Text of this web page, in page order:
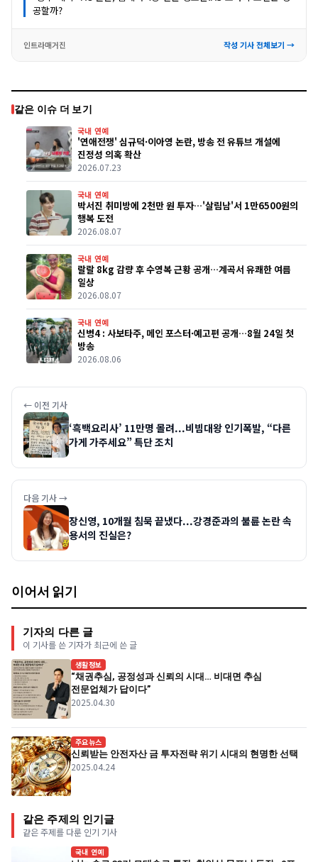
공할까?
인트라매거진 작성 기사 전체보기 →
같은 이슈 더 보기
국내 연예
'연애전쟁' 심규덕·이아영 논란, 방송 전 유튜브 개설에
진정성 의혹 확산
2026.07.23
국내 연예
박서진 취미방에 2천만 원 투자…'살림남'서 1만6500원의
행복 도전
2026.08.07
국내 연예
랄랄 8kg 감량 후 수영복 근황 공개…계곡서 유쾌한 여름
일상
2026.08.07
국내 연예
신병4 : 사보타주, 메인 포스터·예고편 공개…8월 24일 첫
방송
2026.08.06
← 이전 기사
‘흑백요리사’ 11만명 몰려...비빔대왕 인기폭발, “다른
가게 가주세요” 특단 조치
다음 기사 →
장신영, 10개월 침묵 끝냈다...강경준과의 불륜 논란 속
용서의 진실은?
이어서 읽기
기자의 다른 글
이 기사를 쓴 기자가 최근에 쓴 글
생활정보
“채권추심, 공정성과 신뢰의 시대… 비대면 추심
전문업체가 답이다”
2025.04.30
주요뉴스
신뢰받는 안전자산 금 투자전략 위기 시대의 현명한 선택
2025.04.24
같은 주제의 인기글
같은 주제를 다룬 인기 기사
국내 연예